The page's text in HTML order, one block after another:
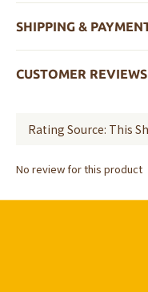
SHIPPING &
CUSTOMER REVIEWS
No review for this product